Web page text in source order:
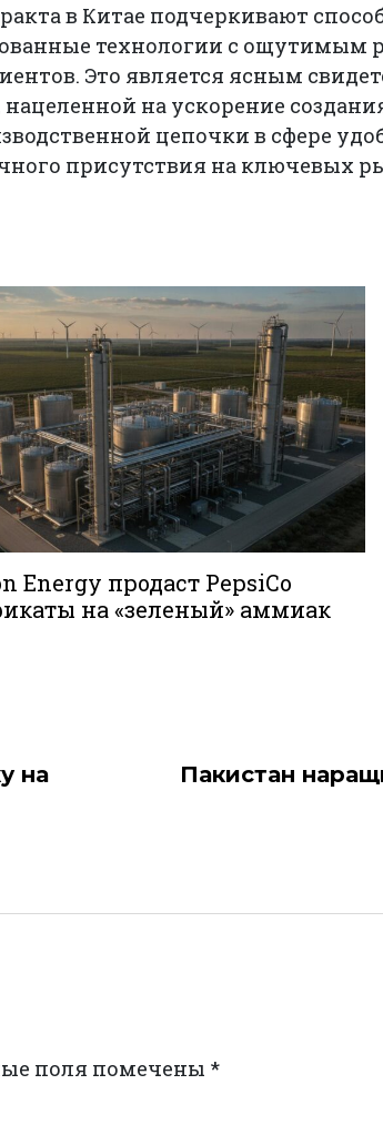
в Китае подчеркивают
технологии с ощутимым
Это является ясным
на ускорение
цепочки в сфере
присутствия на ключевых
Energy продаст PepsiCo
на «зеленый» аммиак
на
Пакистан
поля помечены *